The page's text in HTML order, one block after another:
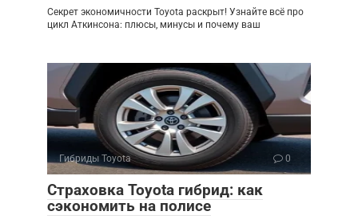
Секрет экономичности Toyota раскрыт! Узнайте всё про
цикл Аткинсона: плюсы, минусы и почему ваш
Гибриды Toyota 0
Страховка Toyota гибрид: как
сэкономить на полисе